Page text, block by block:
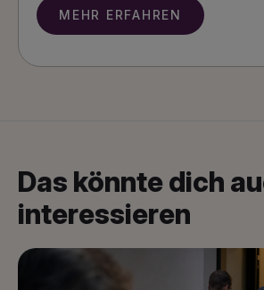
MEHR ERFAHREN
Das könnte dich
interessieren